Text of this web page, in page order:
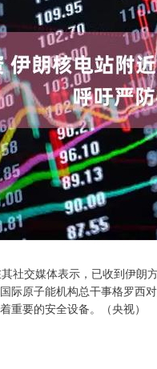
社交媒体表示，已收到伊
际原子能机构总干事格罗西
重要的安全设备。（央视）